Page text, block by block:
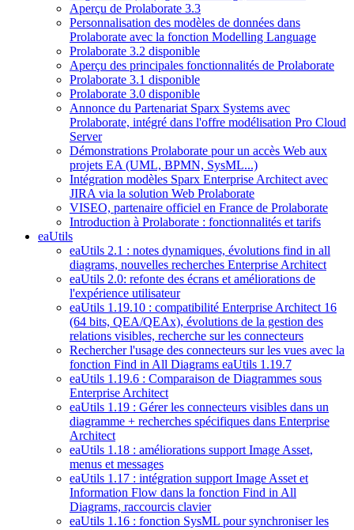
Aperçu de Prolaborate 3.3
Personnalisation des modèles de données dans
Prolaborate avec la fonction Modelling Language
Prolaborate 3.2 disponible
Aperçu des principales fonctionnalités de Prolaborate
Prolaborate 3.1 disponible
Prolaborate 3.0 disponible
Annonce du Partenariat Sparx Systems avec
Prolaborate, intégré dans l'offre modélisation Pro Cloud
Server
Démonstrations Prolaborate pour un accès Web aux
projets EA (UML, BPMN, SysML...)
Intégration modèles Sparx Enterprise Architect avec
JIRA via la solution Web Prolaborate
VISEO, partenaire officiel en France de Prolaborate
Introduction à Prolaborate : fonctionnalités et tarifs
eaUtils
eaUtils 2.1 : notes dynamiques, évolutions find in all
diagrams, nouvelles recherches Enterprise Architect
eaUtils 2.0: refonte des écrans et améliorations de
l'expérience utilisateur
eaUtils 1.19.10 : compatibilité Enterprise Architect 16
(64 bits, QEA/QEAx), évolutions de la gestion des
relations visibles, recherche sur les connecteurs
Rechercher l'usage des connecteurs sur les vues avec la
fonction Find in All Diagrams eaUtils 1.19.7
eaUtils 1.19.6 : Comparaison de Diagrammes sous
Enterprise Architect
eaUtils 1.19 : Gérer les connecteurs visibles dans un
diagramme + recherches spécifiques dans Enterprise
Architect
eaUtils 1.18 : améliorations support Image Asset,
menus et messages
eaUtils 1.17 : intégration support Image Asset et
Information Flow dans la fonction Find in All
Diagrams, raccourcis clavier
eaUtils 1.16 : fonction SysML pour synchroniser les